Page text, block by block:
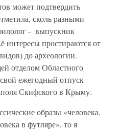
может подтвердить
сколь разными
- выпускник
интересы простираются от
до археологии.
отделом Областного
ежегодный отпуск
Скифского в Крыму.
образы «человека,
в футляре», то я